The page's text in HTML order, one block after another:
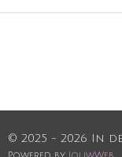
© 2025 - 2026 In